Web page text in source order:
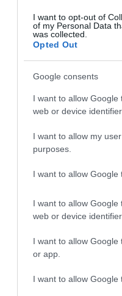
I want to opt-out of
of my Personal Data
was collected.
Opted Out
Google consents
I want to allow
web or device
I want to allow my
purposes.
I want to allow Google
I want to allow
web or device
I want to allow
or app.
I want to allow Google
növényzetet Pakson